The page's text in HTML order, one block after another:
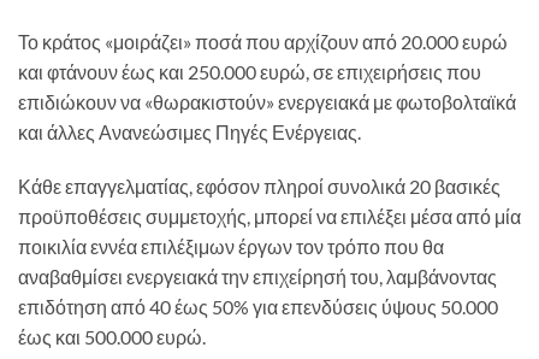
Το κράτος «μοιράζει» ποσά που αρχίζουν από 20.000 ευρώ
και φτάνουν έως και 250.000 ευρώ, σε επιχειρήσεις που
επιδιώκουν να «θωρακιστούν» ενεργειακά με φωτοβολταϊκά
και άλλες Ανανεώσιμες Πηγές Ενέργειας.
Κάθε επαγγελματίας, εφόσον πληροί συνολικά 20 βασικές
προϋποθέσεις συμμετοχής, μπορεί να επιλέξει μέσα από μία
ποικιλία εννέα επιλέξιμων έργων τον τρόπο που θα
αναβαθμίσει ενεργειακά την επιχείρησή του, λαμβάνοντας
επιδότηση από 40 έως 50% για επενδύσεις ύψους 50.000
έως και 500.000 ευρώ.